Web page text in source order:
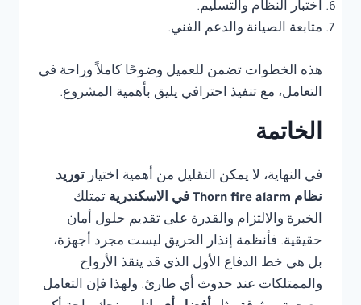
اختبار النظام والتسليم.
متابعة الصيانة والدعم الفني.
هذه الخطوات تضمن للعميل وضوحًا كاملاً وراحة في
التعامل، مع تنفيذ احترافي يليق بأهمية المشروع.
الخاتمة
في النهاية، لا يمكن التقليل من أهمية اختيار توريد
نظام Thorn fire alarm في الاسكندرية
تمتلك
الخبرة والالتزام والقدرة على تقديم حلول أمان
حقيقية. فأنظمة إنذار الحريق ليست مجرد أجهزة،
بل هي خط الدفاع الأول الذي قد ينقذ الأرواح
والممتلكات عند حدوث أي طارئ. ولهذا فإن التعامل